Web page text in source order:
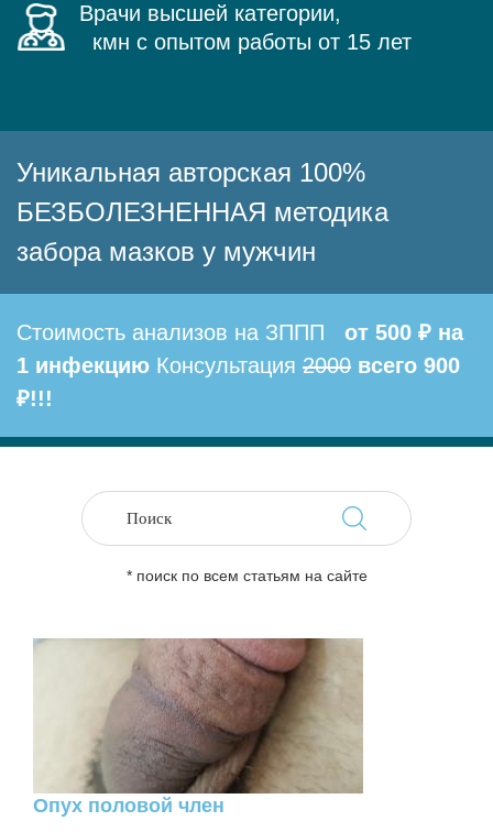
Врачи высшей категории,
кмн с опытом работы от 15 лет
Уникальная авторская 100%
БЕЗБОЛЕЗНЕННАЯ методика
забора мазков у мужчин
Стоимость анализов на ЗППП
от 500 ₽ на
1 инфекцию Консультация 2000 всего 900
₽!!!
* поиск по всем статьям на сайте
Опух половой член